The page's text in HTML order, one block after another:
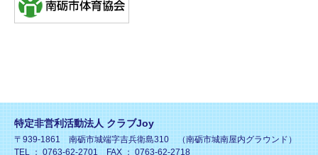
特定非営利活動法人 クラブJoy
〒939-1861 南砺市城端字吉兵衛島310 （南砺市城南屋内グラウンド）
TEL ： 0763-62-2701 FAX ： 0763-62-2718